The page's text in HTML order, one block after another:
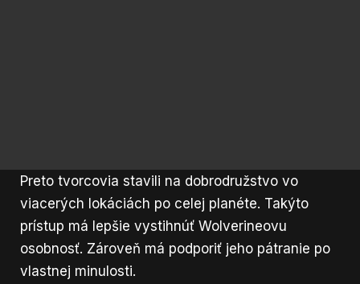
Preto tvorcovia stavili na dobrodružstvo vo
viacerých lokáciách po celej planéte. Takýto
prístup má lepšie vystihnúť Wolverineovu
osobnosť. Zároveň má podporiť jeho pátranie po
vlastnej minulosti.